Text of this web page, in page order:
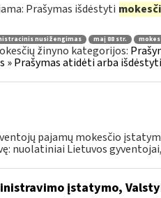
Prašymas išdėstyti
nusižengimas maį 88 str.
žinyno kategorijos:
» Prašymas atidėti arba
pajamų mokesčio
nuolatiniai Lietuvos gyventojai,
įstatymo,